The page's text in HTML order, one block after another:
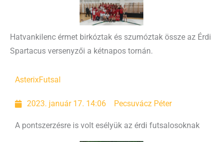
Hatvankilenc érmet birkóztak és szumóztak össze az Érdi
Spartacus versenyzői a kétnapos tornán.
AsterixFutsal
2023. január 17. 14:06 Pecsuvácz Péter
A pontszerzésre is volt esélyük az érdi futsalosoknak